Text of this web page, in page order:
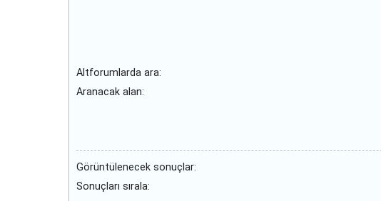
Altforumlarda ara:
Aranacak alan:
Görüntülenecek sonuçlar:
Sonuçları sırala: